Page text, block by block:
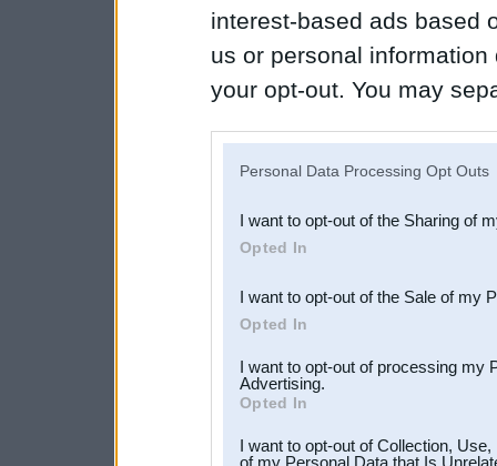
interest-based ads based
us or personal
your opt-out. You may
Downstream Participants
third parties.
Personal Data Processing Opt Outs
I want to opt-out of the Sharing of
Opted In
I want to opt-out of the Sale of my
Opted In
I want to opt-out of processing my
Advertising.
Opted In
I want to opt-out of Collection,
of my Personal Data that Is